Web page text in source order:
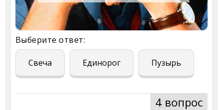
Выберите ответ:
Свеча Единорог Пузырь
4 вопрос